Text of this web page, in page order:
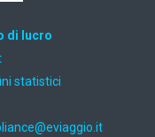
di lucro
statistici